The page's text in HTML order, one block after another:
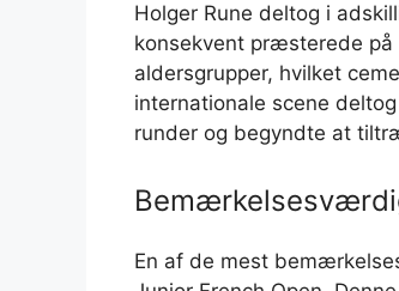
Holger Rune deltog i
konsekvent præsterede på
aldersgrupper, hvilket
internationale scene
runder og begyndte at
En af de mest